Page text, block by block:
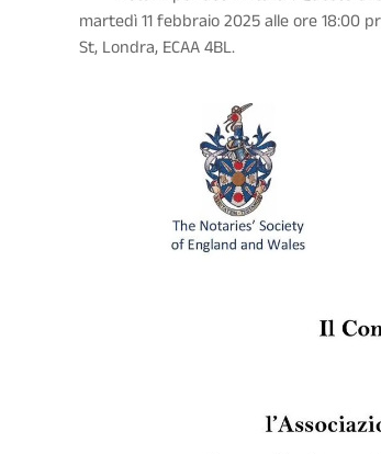
martedì11 febbraio 2025 alle ore 18:00
St, Londra, ECAA 4BL.